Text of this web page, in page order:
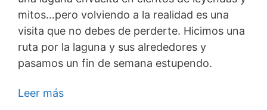
mitos…pero volviendo a la realidad es una
visita que no debes de perderte. Hicimos una
ruta por la laguna y sus alrededores y
pasamos un fin de semana estupendo.
Leer más